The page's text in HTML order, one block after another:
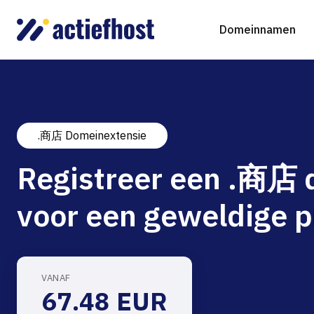
Domeinnamen
Domeinnaam registreren
Domeinnaam verhuizen
gTLD-extensies
Webhosting
NGINX Hosting
Virtual Servers
Beheerde Cloud Virtuele Server
.商店 Domeinextensie
Registreer een .商店
voor een geweldige
VANAF
67.48 EUR